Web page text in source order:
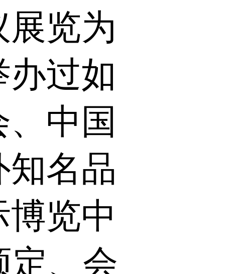
览为
过如
中国
名品
览中
定、会